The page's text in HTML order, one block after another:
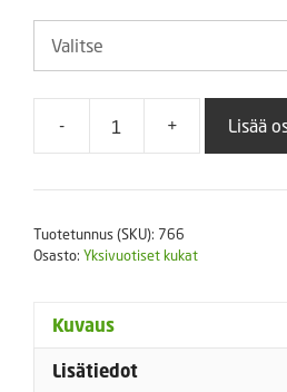
-
Wave
+ Lisää
Tuotetunnus (SKU): 766
Osasto: Yksivuotiset kukat
Kuvaus
Lisätiedot